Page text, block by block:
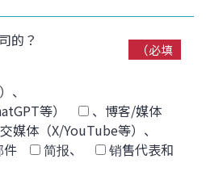
的？
（必填
、
等）
、博客/媒体
媒体（X/YouTube等）、
件
简报、
销售代表和